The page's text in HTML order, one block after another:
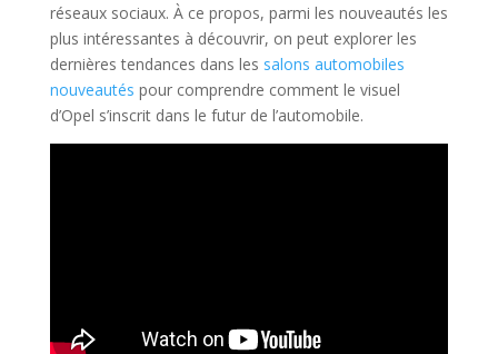
réseaux sociaux. À ce propos, parmi les nouveautés les
plus intéressantes à découvrir, on peut explorer les
dernières tendances dans les salons automobiles
nouveautés pour comprendre comment le visuel
d’Opel s’inscrit dans le futur de l’automobile.